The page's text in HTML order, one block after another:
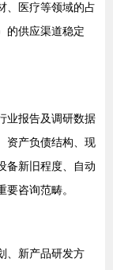
、医疗等领域的占
的供应渠道稳定
业报告及调研数据
资产负债结构、现
备新旧程度、自动
咨询范畴。
、新产品研发方